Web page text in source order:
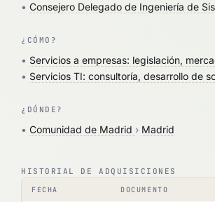
• Consejero Delegado de Ingeniería de
¿CÓMO?
• Servicios a empresas: legislación,
• Servicios TI: consultoría, desarrollo de
¿DÓNDE?
• Comunidad de Madrid › Madrid
HISTORIAL DE ADQUISICIONES
FECHA DOCUMENTO